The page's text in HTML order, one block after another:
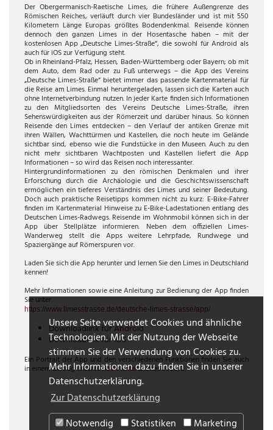
Unsere Seite verwendet Cookies und ähnliche
Technologien. Mit der Nutzung der Webseite
stimmen Sie der Verwendung von Cookies zu.
Mehr Informationen dazu finden Sie in unserer
Datenschutzerklärung.
Zur Datenschutzerklärung
Notwendig
Statistiken Marketing
Der Obergermanisch-Raetische Limes, die frühere Außengrenze des
Römischen Reiches, verläuft durch vier Bundesländer und ist mit 550
Kilometern Länge Europas größtes Bodendenkmal. Reisende können
dennoch den ganzen Limes in der Hosentasche haben – mit der
kostenlosen App „Deutsche Limes-Straße“, die sowohl für Android als
auch für iOS zur Verfügung steht.
Ob in Rheinland-Pfalz, Hessen, Baden-Württemberg oder Bayern; ob mit
dem Auto, dem Rad oder zu Fuß unterwegs – die App des Vereins
„Deutsche Limes-Straße“ bietet immer das passende Kartenmaterial für
die Reise am Limes. Einmal heruntergeladen, lassen sich die Karten auch
ohne Internetverbindung nutzen. In jeder Karte finden sich Informationen
zu den Mitgliedsorten des Vereins Deutsche Limes-Straße, ihren
Sehenswürdigkeiten aus der Römerzeit und darüber hinaus. So können
Reisende den Limes entdecken – den Verlauf der antiken Grenze mit
ihren Wällen, Wachttürmen und Kastellen, die noch heute im Gelände
sichtbar sind, ebenso wie die Fundstücke in den Museen. Auch zu den
nicht mehr sichtbaren Wachtposten und Kastellen liefert die App
Informationen – so wird das Reisen noch interessanter.
Hintergrundinformationen zu den römischen Denkmalen und ihrer
Erforschung durch die Archäologie und die Geschichtswissenschaft
ermöglichen ein tieferes Verständnis des Limes und seiner Bedeutung.
Doch auch praktische Reisetipps kommen nicht zu kurz: E-Bike-Fahrer
finden im Kartenmaterial Hinweise zu E-Bike-Ladestationen entlang des
Deutschen Limes-Radwegs. Reisende im Wohnmobil können sich in der
App über Stellplätze informieren. Neben dem offiziellen Limes-
Wanderweg stellt die Apps weitere Lehrpfade, Rundwege und
Spaziergänge auf Römerspuren vor.
Laden Sie sich die App herunter und lernen Sie den Limes in Deutschland
kennen!
Mehr Informationen sowie eine Anleitung zur Bedienung der App finden
Sie unter:
https://www.limesstrasse.de/deutsche-limes-strasse/app/
Downloadlink fürAndroid
Downloadlink füriOS
Ein Portrait der App und den verschiedenen Funktionen finden Sie auch
in einem Beitrag unseresNachrichtenblattes 2020/2 .